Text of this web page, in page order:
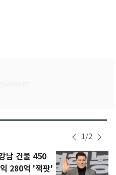
1/2
남 건물 450
280억 '잭팟'